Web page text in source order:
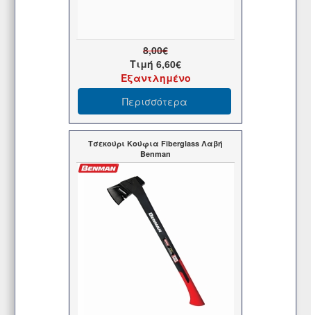
8,00€
Τιμή 6,60€
Εξαντλημένο
Περισσότερα
Τσεκούρι Κούφια Fiberglass Λαβή
Benman